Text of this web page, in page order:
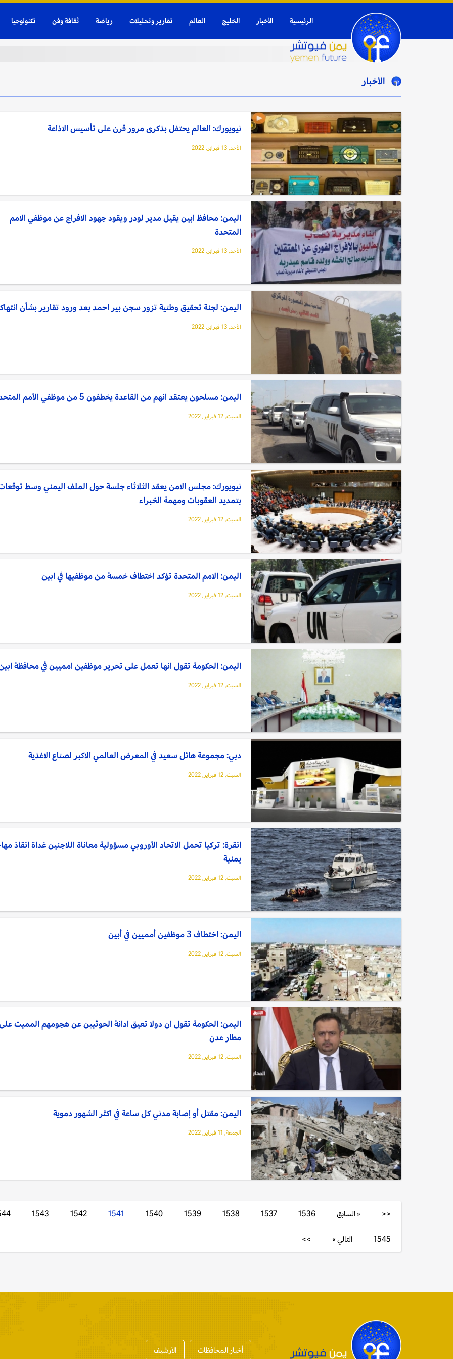
الرئيسية الأخبار الخليج العالم تقارير وتحليلات رياضة ثقافة وفن تكنولوجيا
الأخبار
نيويورك: العالم يحتفل بذكرى مرور قرن على تأسيس الاذاعة
الأحد, 13 فبراير, 2022
اليمن: محافظ ابين يقيل مدير لودر ويقود جهود الافراج عن موظفي الامم
المتحدة
الأحد, 13 فبراير, 2022
اليمن: لجنة تحقيق وطنية تزور سجن بير احمد بعد ورود تقارير بشأن
الأحد, 13 فبراير, 2022
اليمن: مسلحون يعتقد انهم من القاعدة يخطفون 5 من موظفي الأمم المتحدة
السبت, 12 فبراير, 2022
نيويورك: مجلس الامن يعقد الثلاثاء جلسة حول الملف اليمني وسط
بتمديد العقوبات ومهمة الخبراء
السبت, 12 فبراير, 2022
اليمن: الامم المتحدة تؤكد اختطاف خمسة من موظفيها في ابين
السبت, 12 فبراير, 2022
اليمن: الحكومة تقول انها تعمل على تحرير موظفين امميين في محافظة
السبت, 12 فبراير, 2022
دبي: مجموعة هائل سعيد في المعرض العالمي الاكبر لصناع الاغذية
السبت, 12 فبراير, 2022
انقرة: تركيا تحمل الاتحاد الأوروبي مسؤولية معاناة اللاجئين غداة انقاذ
يمنية
السبت, 12 فبراير, 2022
اليمن: اختطاف 3 موظفين أمميين في أبين
السبت, 12 فبراير, 2022
اليمن: الحكومة تقول ان دولا تعيق ادانة الحوثيين عن هجومهم المميت
مطار عدن
السبت, 12 فبراير, 2022
اليمن: مقتل أو إصابة مدني كل ساعة في اكثر الشهور دموية
الجمعة, 11 فبراير, 2022
<< « السابق 1536
1537
1538
1539
1540
1541
1542
1543
1545 التالي » >>
أخبار المحافظات الأرشيف